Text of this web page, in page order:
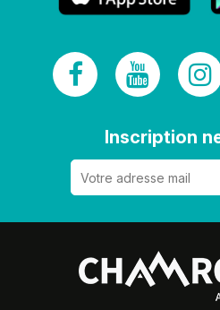
Inscription